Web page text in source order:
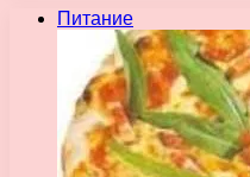
Питание